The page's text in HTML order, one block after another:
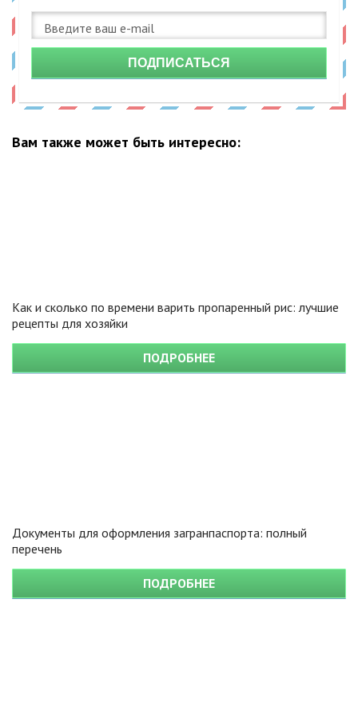
ПОДПИСАТЬСЯ
Вам также может быть интересно:
Как и сколько по времени варить пропаренный рис: лучшие
рецепты для хозяйки
ПОДРОБНЕЕ
Документы для оформления загранпаспорта: полный
перечень
ПОДРОБНЕЕ